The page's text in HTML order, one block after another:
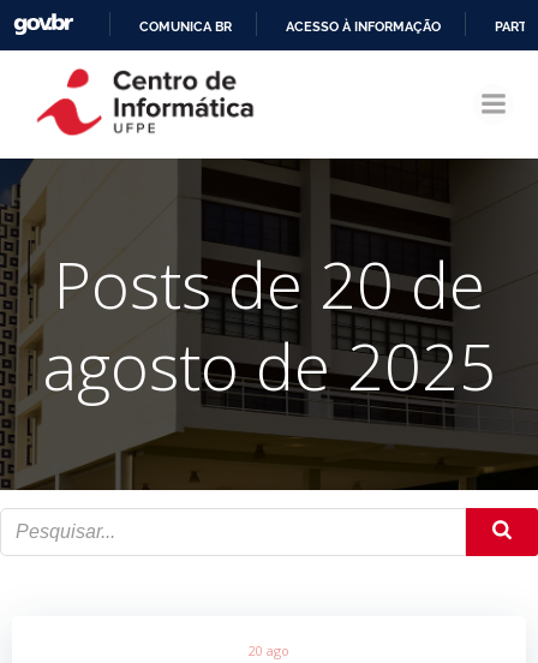
CONTEÚDO
COMUNICA BR ACESSO À INFORMAÇÃO
Posts de 20 de
agosto de 2025
20 ago